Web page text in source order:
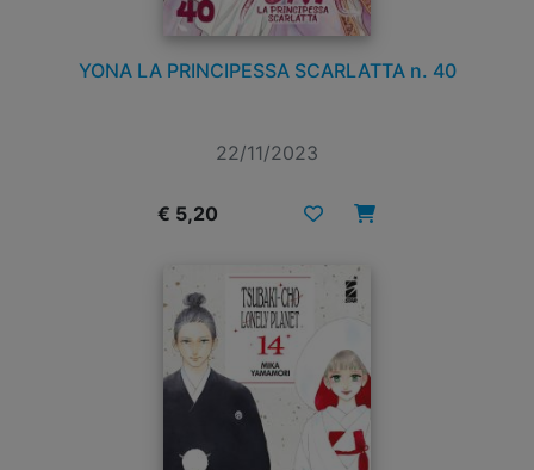
YONA LA PRINCIPESSA SCARLATTA n. 40
22/11/2023
€ 5,20